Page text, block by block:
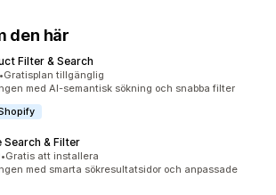
den här
Filter & Search
totalt
•Gratisplan tillgänglig
med AI-semantisk sökning och snabba filter
Search & Filter
totalt
•Gratis att installera
med smarta sökresultatsidor och anpassade